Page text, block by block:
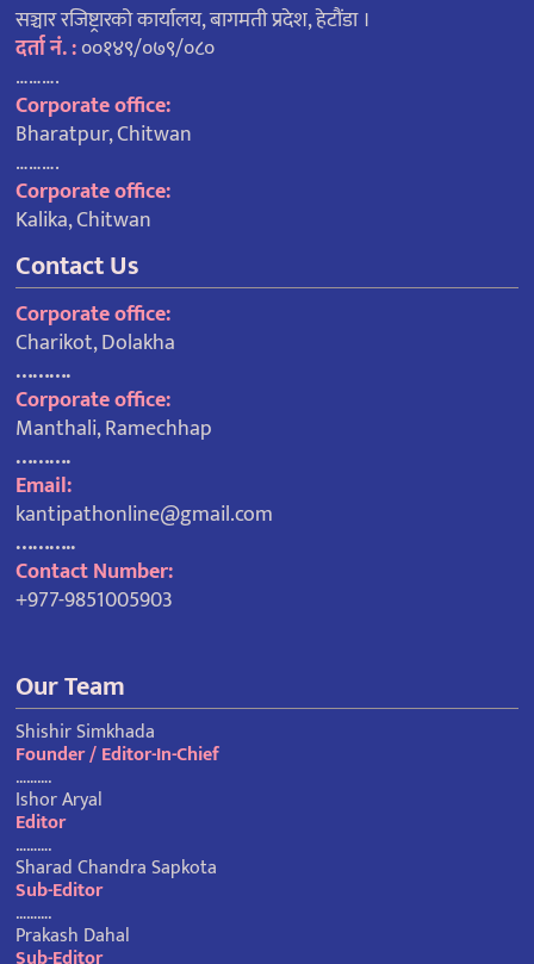
सञ्चार रजिष्ट्रारको कार्यालय, बागमती प्रदेश, हेटौंडा ।
दर्ता नं. :००१४९/०७९/०८०
……….
Corporate office:
Bharatpur, Chitwan
……….
Corporate office:
Kalika, Chitwan
Contact Us
Corporate office:
Charikot, Dolakha
……….
Corporate office:
Manthali, Ramechhap
……….
Email:
kantipathonline@gmail.com
………..
Contact Number:
+977-9851005903
Our Team
Shishir Simkhada
Founder / Editor-In-Chief
……….
Ishor Aryal
Editor
……….
Sharad Chandra Sapkota
Sub-Editor
……….
Prakash Dahal